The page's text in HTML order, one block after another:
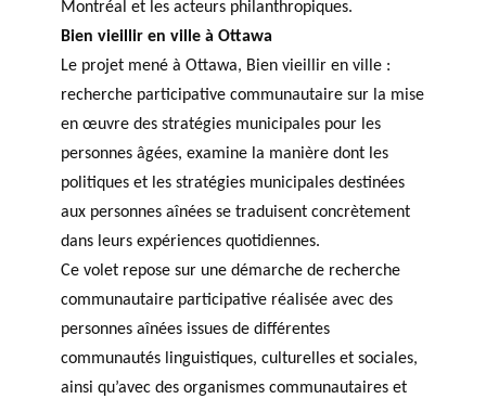
Montréal et les acteurs philanthropiques.
Bien vieillir en ville à Ottawa
Le projet mené à Ottawa, Bien vieillir en ville :
recherche participative communautaire sur la mise
en œuvre des stratégies municipales pour les
personnes âgées, examine la manière dont les
politiques et les stratégies municipales destinées
aux personnes aînées se traduisent concrètement
dans leurs expériences quotidiennes.
Ce volet repose sur une démarche de recherche
communautaire participative réalisée avec des
personnes aînées issues de différentes
communautés linguistiques, culturelles et sociales,
ainsi qu’avec des organismes communautaires et